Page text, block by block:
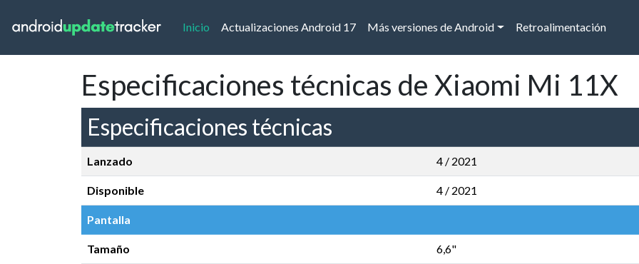
Inicio (current)
Actualizaciones Android 17 Más versiones de Android Retroalimentación
Especificaciones técnicas de Xiaomi Mi 11X
Especificaciones técnicas
Lanzado 4 / 2021
Disponible 4 / 2021
Pantalla
Tamaño 6,6"